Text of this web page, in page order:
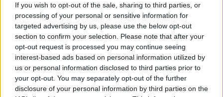
If you wish to opt-out of the sale, sharing to third parties, or
processing of your personal or sensitive information for
targeted advertising by us, please use the below opt-out
section to confirm your selection. Please note that after your
opt-out request is processed you may continue seeing
interest-based ads based on personal information utilized by
us or personal information disclosed to third parties prior to
your opt-out. You may separately opt-out of the further
disclosure of your personal information by third parties on the
Mi kell ahhoz, hogy valaki jó ács szakember
legyen?
Hit, elhivatottság, szorgalom feltétlenül, de ezen
kívül erős matematikai készségre, térlátásra és
ábrázoló geometriai érzékre van szükség. Meg
persze fantáziára és problémamegoldó készségre is.
Sok ügyfél nem konkrét elképzeléssel jön, így
többféle alternatívát is fel kell neki mutatni, ami